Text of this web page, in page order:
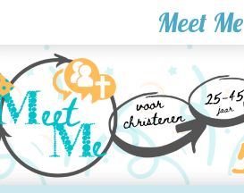
naar
de
hoofdinhoud
Meet Me